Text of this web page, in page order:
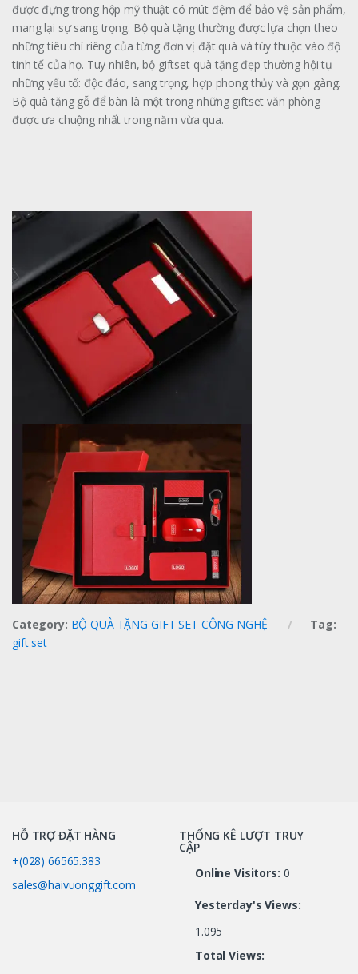
được đựng trong hộp mỹ thuật có mút đệm để bảo vệ sản phẩm,
mang lại sự sang trọng. Bộ quà tặng thường được lựa chọn theo
những tiêu chí riêng của từng đơn vị đặt quà và tùy thuộc vào độ
tinh tế của họ. Tuy nhiên, bộ giftset quà tặng đẹp thường hội tụ
những yếu tố: độc đáo, sang trọng, hợp phong thủy và gọn gàng.
Bộ quà tặng gỗ để bàn là một trong những giftset văn phòng
được ưa chuộng nhất trong năm vừa qua.
Category: BỘ QUÀ TẶNG GIFT SET CÔNG NGHỆ
Tag:
gift set
HỖ TRỢ ĐẶT HÀNG
+(028) 66565.383
sales@haivuonggift.com
THỐNG KÊ LƯỢT TRUY
CẬP
Online Visitors: 0
Yesterday's Views:
1.095
Total Views: